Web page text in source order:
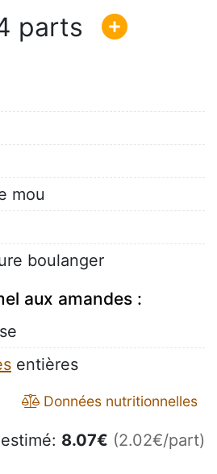
mou
boulanger
aux amandes :
entières
Données nutritionnelles
8.07€ (2.02€/part)